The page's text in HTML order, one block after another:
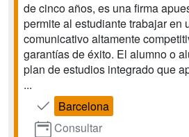
de cinco años, es una firma
permite al estudiante trabajar en
comunicativo altamente
garantías de éxito. El alumno o
plan de estudios integrado que
...
Barcelona
Consultar